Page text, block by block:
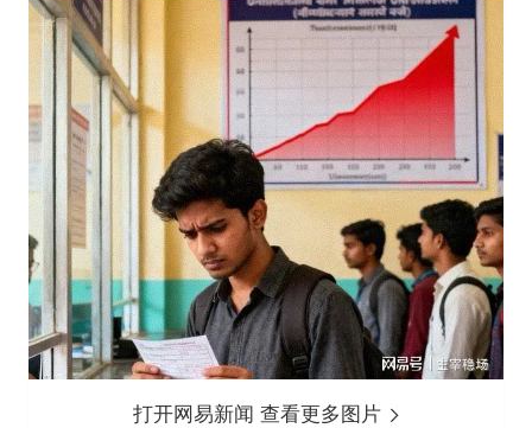
打开网易新闻 查看更多图片